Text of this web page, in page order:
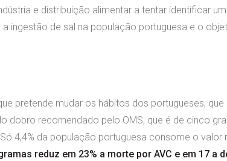
e distribuição alimentar a tentar identificar
ingestão de sal na população portuguesa e o
pretende mudar os hábitos dos portugueses,
dobro recomendado pelo OMS, que é de cinco
4,4% da população portuguesa consome o valor
reduz em 23% a morte por AVC e em 17 a